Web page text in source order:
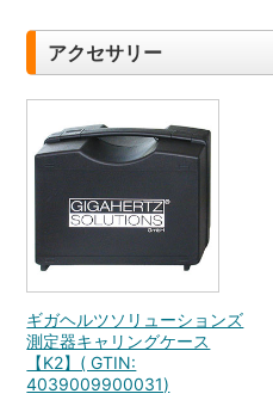
アクセサリー
ギガヘルツソリューションズ
測定器キャリングケース
【K2】( GTIN:
4039009900031)